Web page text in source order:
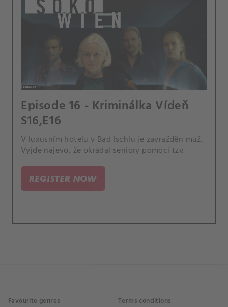
Episode 16 - Kriminálka Vídeň
S16,E16
V luxusním hotelu v Bad Ischlu je zavražděn muž.
Vyjde najevo, že okrádal seniory pomocí tzv.
REGISTER NOW
Favourite genres Terms conditions